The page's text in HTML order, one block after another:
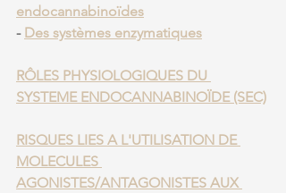
endocannabinoïdes
- Des systèmes enzymatiques
RÔLES PHYSIOLOGIQUES DU
SYSTEME ENDOCANNABINOÏDE (SEC)
RISQUES LIES A L'UTILISATION DE
MOLECULES
AGONISTES/ANTAGONISTES AUX